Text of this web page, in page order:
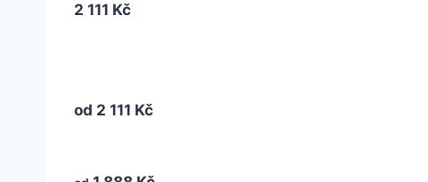
2 111 Kč
od 2 111 Kč